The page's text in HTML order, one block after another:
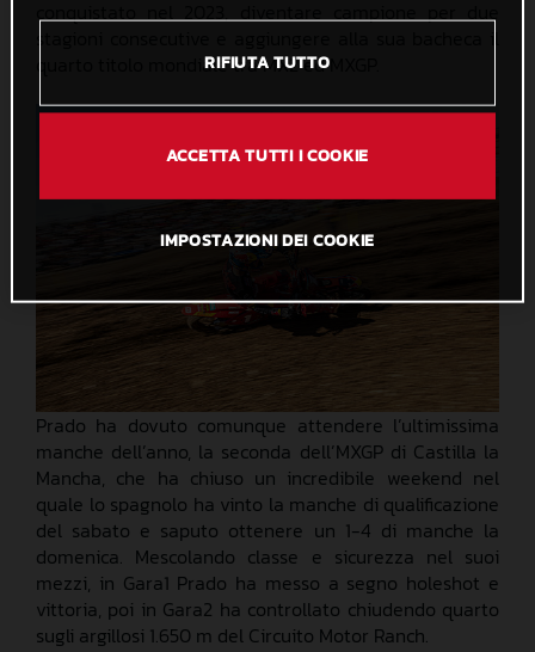
quarto titolo mondiale tra MX2 ed MXGP.
Prado ha dovuto comunque attendere l’ultimissima
manche dell’anno, la seconda dell’MXGP di Castilla la
Mancha, che ha chiuso un incredibile weekend nel
quale lo spagnolo ha vinto la manche di qualificazione
del sabato e saputo ottenere un 1-4 di manche la
domenica. Mescolando classe e sicurezza nel suoi
mezzi, in Gara1 Prado ha messo a segno holeshot e
vittoria, poi in Gara2 ha controllato chiudendo quarto
sugli argillosi 1.650 m del Circuito Motor Ranch.
RIFIUTA TUTTO
ACCETTA TUTTI I COOKIE
IMPOSTAZIONI DEI COOKIE